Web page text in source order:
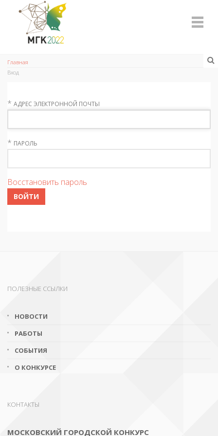
Главная
Вход
* АДРЕС ЭЛЕКТРОННОЙ ПОЧТЫ
* ПАРОЛЬ
Восстановить пароль
ВОЙТИ
ПОЛЕЗНЫЕ ССЫЛКИ
НОВОСТИ
РАБОТЫ
СОБЫТИЯ
О КОНКУРСЕ
КОНТАКТЫ
МОСКОВСКИЙ ГОРОДСКОЙ КОНКУРС